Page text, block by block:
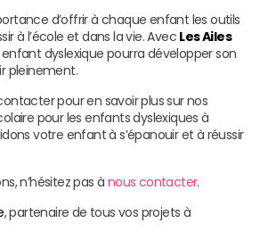
d’offrir à chaque enfant les outils
à l’école et dans la vie. Avec Les Ailes
dyslexique pourra développer son
pleinement.
pour en savoir plus sur nos
pour les enfants dyslexiques à
votre enfant à s’épanouir et à réussir
n’hésitez pas à nous contacter.
, partenaire de tous vos projets à